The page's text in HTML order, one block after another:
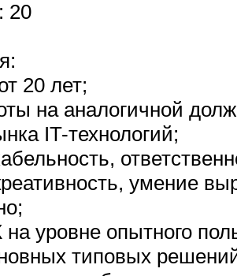
20
20 лет;
на аналогичной
IT-технологий;
умение
уровне опытного
типовых